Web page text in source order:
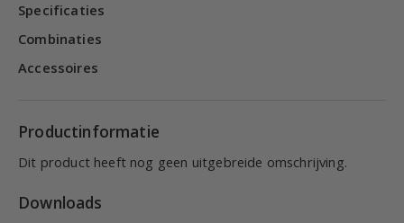
Specificaties
Combinaties
Accessoires
Productinformatie
Dit product heeft nog geen uitgebreide omschrijving.
Downloads